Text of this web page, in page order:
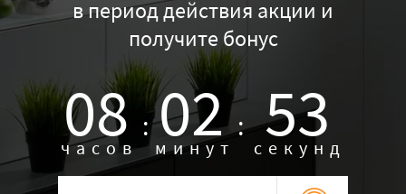
в период действия акции и
получите бонус
08 :
часов 02 :
минут 52
секунд